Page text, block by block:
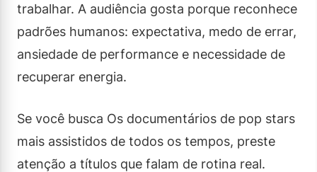
trabalhar. A audiência gosta porque reconhece
padrões humanos: expectativa, medo de errar,
ansiedade de performance e necessidade de
recuperar energia.
Se você busca Os documentários de pop stars
mais assistidos de todos os tempos, preste
atenção a títulos que falam de rotina real.